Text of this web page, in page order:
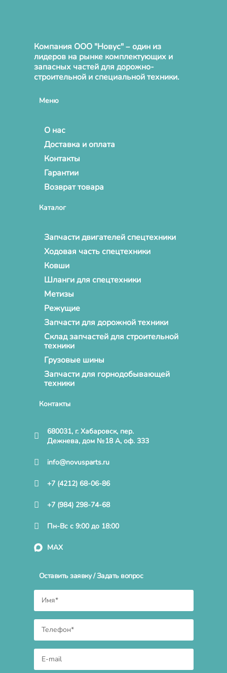
Компания ООО "Новус" – один из
лидеров на рынке комплектующих и
запасных частей для дорожно-
строительной и специальной техники.
Меню
О нас
Доставка и оплата
Контакты
Гарантии
Возврат товара
Каталог
Запчасти двигателей спецтехники
Ходовая часть спецтехники
Ковши
Шланги для спецтехники
Метизы
Режущие
Запчасти для дорожной техники
Склад запчастей для строительной
техники
Грузовые шины
Запчасти для горнодобывающей
техники
Контакты
680031, г. Хабаровск, пер.
Дежнева, дом №18 А, оф. 333
info@novusparts.ru
+7 (4212) 68-06-86
+7 (984) 298-74-68
Пн-Вс с 9:00 до 18:00
MAX
Оставить заявку / Задать вопрос